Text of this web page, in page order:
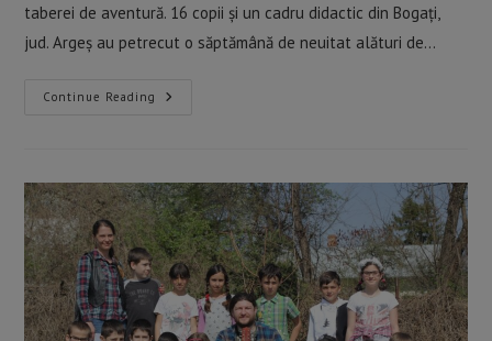
taberei de aventură. 16 copii și un cadru didactic din Bogați,
jud. Argeș au petrecut o săptămână de neuitat alături de…
Continue Reading Tabăra